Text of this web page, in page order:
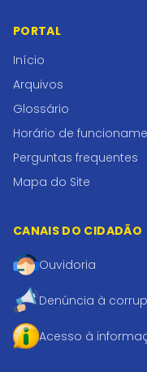
PORTAL
Início
Arquivos
Glossário
Horário de
Perguntas frequentes
Mapa do Site
CANAIS DO CIDADÃO
Ouvidoria
Denúncia à
Acesso à